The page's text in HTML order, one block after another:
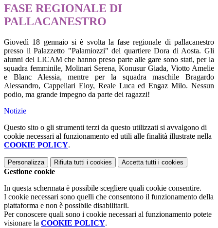
FASE REGIONALE DI
PALLACANESTRO
Giovedì 18 gennaio si è svolta la fase regionale di pallacanestro
presso il Palazzetto "Palamiozzi" del quartiere Dora di Aosta. Gli
alunni del LICAM che hanno preso parte alle gare sono stati, per la
squadra femminile, Molinari Serena, Konusur Giada, Viotto Amelie
e Blanc Alessia, mentre per la squadra maschile Bragardo
Alessandro, Cappellari Eloy, Reale Luca ed Engaz Milo. Nessun
podio, ma grande impegno da parte dei ragazzi!
Notizie
Questo sito o gli strumenti terzi da questo utilizzati si avvalgono di
cookie necessari al funzionamento ed utili alle finalità illustrate nella
COOKIE POLICY.
Personalizza Rifiuta tutti i cookies Accetta tutti i cookies
Gestione cookie
In questa schermata è possibile scegliere quali cookie consentire.
I cookie necessari sono quelli che consentono il funzionamento della
piattaforma e non è possibile disabilitarli.
Per conoscere quali sono i cookie necessari al funzionamento potete
visionare la COOKIE POLICY.